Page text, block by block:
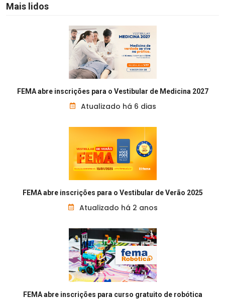
Mais lidos
FEMA abre inscrições para o Vestibular de Medicina 2027
Atualizado há 6 dias
FEMA abre inscrições para o Vestibular de Verão 2025
Atualizado há 2 anos
FEMA abre inscrições para curso gratuito de robótica